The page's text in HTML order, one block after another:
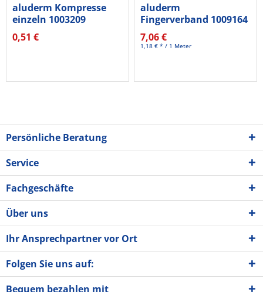
aluderm Kompresse
einzeln 1003209
10x15cm
0,51 €
aluderm
Fingerverband 1009164
12x2cm 50 St./Pack.
7,06 €
1,18 € * / 1 Meter
Persönliche Beratung
Service
Fachgeschäfte
Über uns
Ihr Ansprechpartner vor Ort
Folgen Sie uns auf:
Bequem bezahlen mit